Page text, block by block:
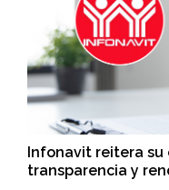
Infonavit reitera su
transparencia y